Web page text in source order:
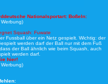
Nationalsportart: Boßeln:
Squash: Fuwate
Fussball über ein Netz gespielt. Wichtig: der
werden darf der Ball nur mit dem Fuß
der Ball ähnlich wie beim Squash, auch
werden darf.
hier!